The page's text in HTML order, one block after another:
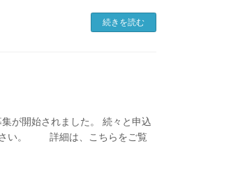
続きを読む
が開始されました。 続々と申込
さい。 詳細は、こちらをご覧